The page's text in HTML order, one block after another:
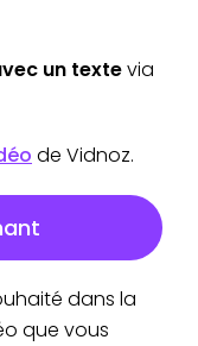
un textevia
de Vidnoz.
dans la
que vous